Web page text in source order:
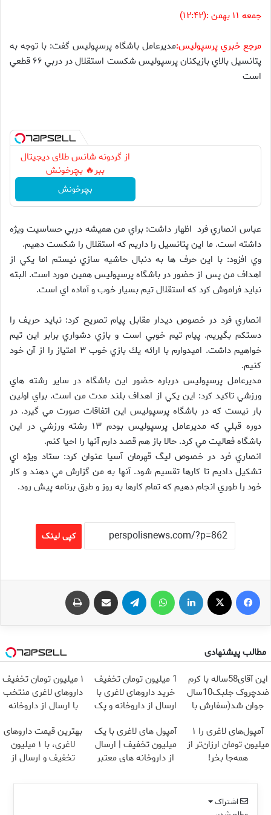
جمعه ۱۱ بهمن :(۱۲:۴۲)
مرجع خبري پرسپوليس:مديرعامل باشگاه پرسپوليس گفت: با توجه به
پتانسيل بالاي بازيكنان پرسپوليس شكست استقلال در دربي ۶۶ قطعي
است
از گردونه شانس طلای دیجیتال
ببر🔥 بچرخونش
بچرخونش
عباس انصاري فرد اظهار داشت: براي من هميشه دربي حساسيت ويژه
داشته است. ما اين پتانسيل را داريم كه استقلال را شكست دهيم.
وي افزود: با اين حرف ها به دنبال حاشيه سازي نيستم اما يكي از
اهداف من پس از حضور در باشگاه پرسپوليس همين مورد است. البته
نبايد فراموش كرد كه استقلال تيم بسيار خوب و آماده اي است.
انصاري فرد در خصوص ديدار مقابل پيام تصريح كرد: نبايد حريف را
دستكم بگيريم. پيام تيم خوبي است و بازي دشواري برابر اين تيم
خواهيم داشت. اميدوارم با ارائه يك بازي خوب ۳ امتياز را از آن خود
كنيم.
مديرعامل پرسپوليس درباره حضور اين باشگاه در ساير رشته هاي
ورزشي تاكيد كرد: اين يكي از اهداف بلند مدت من است. براي اولين
بار نيست كه در باشگاه پرسپوليس اين اتفاقات صورت مي گيرد. در
دوره قبلي كه مديرعامل پرسپوليس بودم ۱۳ رشته ورزشي در اين
باشگاه فعاليت مي كرد. حالا باز هم قصد دارم آنها را احيا كنم.
انصاري فرد در خصوص ليگ قهرمان آسيا عنوان كرد: ستاد ويژه اي
تشكيل داديم تا كارها تقسيم شود. آنها به من گزارش مي دهند و كار
خود را طوري انجام دهيم كه تمام كارها به روز و طبق برنامه پيش رود.
کپی لینک
فیس بوک لینکدین تلگرام اشتراک گذاری از طریق ایمیل
مطالب پیشنهادی
این آقای58ساله با کرم
ضدچروک جلبک10سال
جوان شد(سفارش با
1 میلیون تومان تخفیف
خرید داروهای لاغری با
ارسال از داروخانه و پک
۱ میلیون تومان تخفیف
داروهای لاغری منتخب
با ارسال از داروخانه
آمپول‌های لاغری را ۱
میلیون تومان ارزان‌تر از
همه‌جا بخر!
آمپول های لاغری با یک
میلیون تخفیف | ارسال
از داروخانه های معتبر
بهترین قیمت داروهای
لاغری، با ۱ میلیون
تخفیف و ارسال از
اشتراک